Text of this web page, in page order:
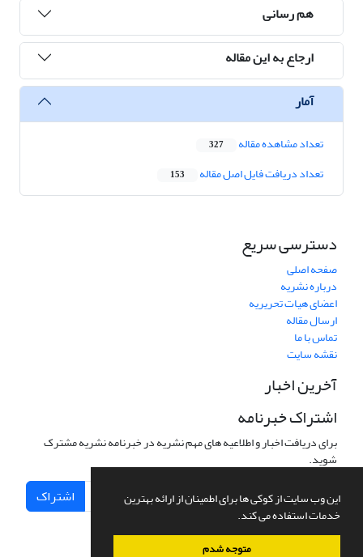
این وب سایت از کوکی ها برای اطمینان از ارائه بهترین
خدمات استفاده می کند.
متوجه شدم
هم رسانی
ارجاع به این مقاله
آمار
تعداد مشاهده مقاله 327
تعداد دریافت فایل اصل مقاله 153
دسترسی سریع
صفحه اصلی
درباره نشریه
اعضای هیات تحریریه
ارسال مقاله
تماس با ما
نقشه سایت
آخرین اخبار
اشتراک خبرنامه
برای دریافت اخبار و اطلاعیه های مهم نشریه در خبرنامه نشریه مشترک
شوید.
اشتراک